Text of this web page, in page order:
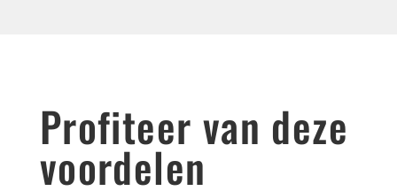
Profiteer van deze
voordelen